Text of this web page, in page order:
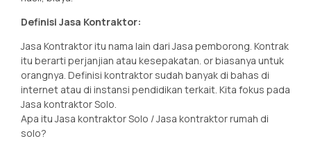
Definisi Jasa Kontraktor:
Jasa Kontraktor itu nama lain dari Jasa pemborong. Kontrak
itu berarti perjanjian atau kesepakatan. or biasanya untuk
orangnya. Definisi kontraktor sudah banyak di bahas di
internet atau di instansi pendidikan terkait. Kita fokus pada
Jasa kontraktor Solo.
Apa itu Jasa kontraktor Solo / Jasa kontraktor rumah di
solo?